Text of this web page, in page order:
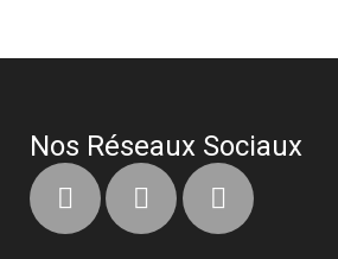
Nos Réseaux Sociaux